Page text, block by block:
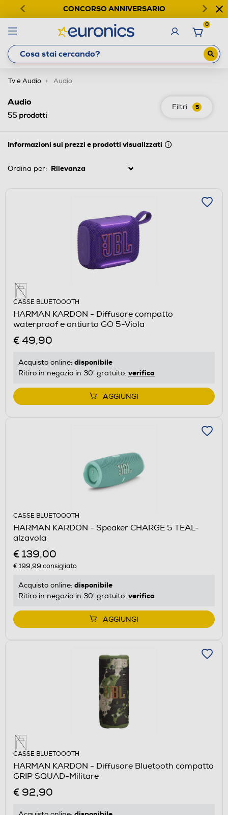
CONCORSO ANNIVERSARIO
0
Tv e Audio Audio
Filtri 5
Audio
55 prodotti
Informazioni sui prezzi e prodotti visualizzati
Ordina per:
CASSE BLUETOOOTH
HARMAN KARDON - Diffusore compatto
waterproof e antiurto GO 5-Viola
€ 49,90
Acquisto online: disponibile
Ritiro in negozio in 30' gratuito: verifica
AGGIUNGI
CASSE BLUETOOOTH
HARMAN KARDON - Speaker CHARGE 5 TEAL-
alzavola
€ 139,00
€ 199,99 consigliato
Acquisto online: disponibile
Ritiro in negozio in 30' gratuito: verifica
AGGIUNGI
CASSE BLUETOOOTH
HARMAN KARDON - Diffusore Bluetooth compatto
GRIP SQUAD-Militare
€ 92,90